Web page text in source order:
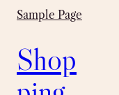
Sample Page
Shop